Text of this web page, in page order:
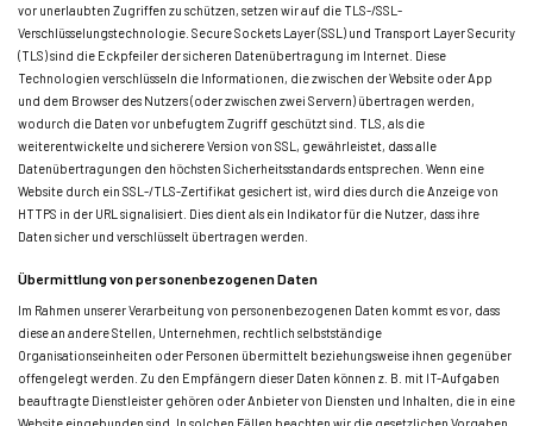
vor unerlaubten Zugriffen zu schützen, setzen wir auf die TLS-/SSL-
Verschlüsselungstechnologie. Secure Sockets Layer (SSL) und Transport Layer Security
(TLS) sind die Eckpfeiler der sicheren Datenübertragung im Internet. Diese
Technologien verschlüsseln die Informationen, die zwischen der Website oder App
und dem Browser des Nutzers (oder zwischen zwei Servern) übertragen werden,
wodurch die Daten vor unbefugtem Zugriff geschützt sind. TLS, als die
weiterentwickelte und sicherere Version von SSL, gewährleistet, dass alle
Datenübertragungen den höchsten Sicherheitsstandards entsprechen. Wenn eine
Website durch ein SSL-/TLS-Zertifikat gesichert ist, wird dies durch die Anzeige von
HTTPS in der URL signalisiert. Dies dient als ein Indikator für die Nutzer, dass ihre
Daten sicher und verschlüsselt übertragen werden.
Übermittlung von personenbezogenen Daten
Im Rahmen unserer Verarbeitung von personenbezogenen Daten kommt es vor, dass
diese an andere Stellen, Unternehmen, rechtlich selbstständige
Organisationseinheiten oder Personen übermittelt beziehungsweise ihnen gegenüber
offengelegt werden. Zu den Empfängern dieser Daten können z. B. mit IT-Aufgaben
beauftragte Dienstleister gehören oder Anbieter von Diensten und Inhalten, die in eine